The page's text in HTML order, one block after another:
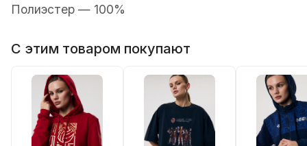
Полиэстер — 100%
С этим товаром покупают